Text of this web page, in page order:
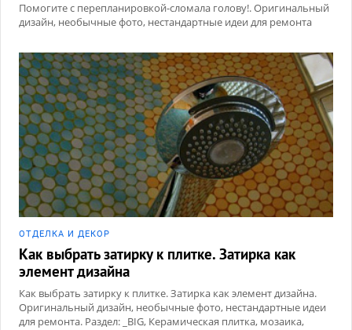
Помогите с перепланировкой-сломала голову!. Оригинальный
дизайн, необычные фото, нестандартные идеи для ремонта
ОТДЕЛКА И ДЕКОР
Как выбрать затирку к плитке. Затирка как
элемент дизайна
Как выбрать затирку к плитке. Затирка как элемент дизайна.
Оригинальный дизайн, необычные фото, нестандартные идеи
для ремонта. Раздел: _BIG, Керамическая плитка, мозаика,